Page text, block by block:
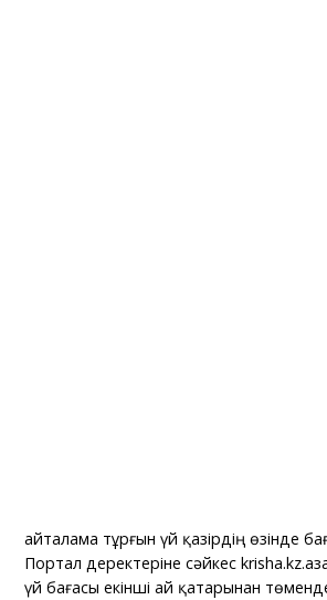
Қайталама тұрғын үй қазірдің өзінде
Портал деректеріне сәйкес
үй бағасы екінші ай қатарынан